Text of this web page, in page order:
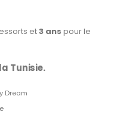
et3 ans pour le
Tunisie.
Dream